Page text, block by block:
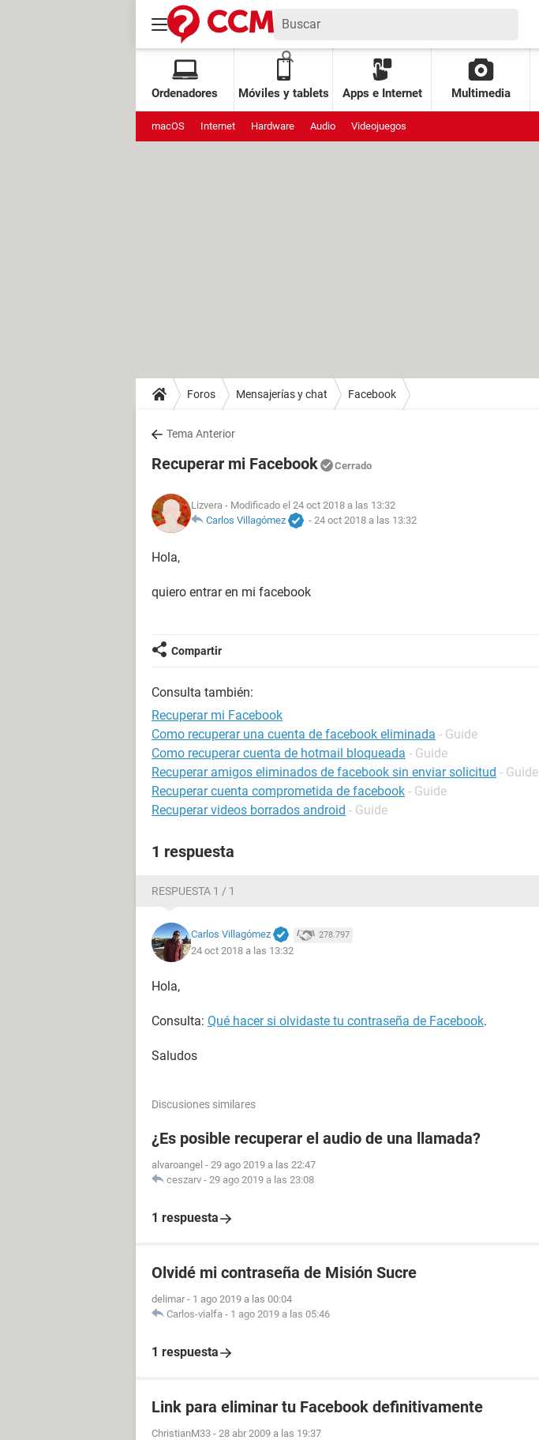
Ordenadores Móviles y tablets Apps e Internet Multimedia
macOS Internet Hardware Audio Videojuegos
Foros Mensajerías y chat Facebook
Tema Anterior
Recuperar mi Facebook Cerrado
Lizvera - Modificado el 24 oct 2018 a las 13:32
Carlos Villagómez
- 24 oct 2018 a las 13:32
Hola,
quiero entrar en mi facebook
Compartir
Consulta también:
Recuperar mi Facebook
Como recuperar una cuenta de facebook eliminada - Guide
Como recuperar cuenta de hotmail bloqueada - Guide
Recuperar amigos eliminados de facebook sin enviar solicitud - Guide
Recuperar cuenta comprometida de facebook - Guide
Recuperar videos borrados android - Guide
1 respuesta
RESPUESTA 1 / 1
Carlos Villagómez 278.797
24 oct 2018 a las 13:32
Hola,
Consulta: Qué hacer si olvidaste tu contraseña de Facebook.
Saludos
Discusiones similares
¿Es posible recuperar el audio de una llamada?
alvaroangel - 29 ago 2019 a las 22:47
ceszarv - 29 ago 2019 a las 23:08
1 respuesta
Olvidé mi contraseña de Misión Sucre
delimar - 1 ago 2019 a las 00:04
Carlos-vialfa - 1 ago 2019 a las 05:46
1 respuesta
Link para eliminar tu Facebook definitivamente
ChristianM33 - 28 abr 2009 a las 19:37